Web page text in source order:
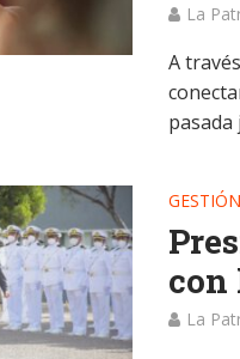
La
A
pasada
GESTIÓN
con
La